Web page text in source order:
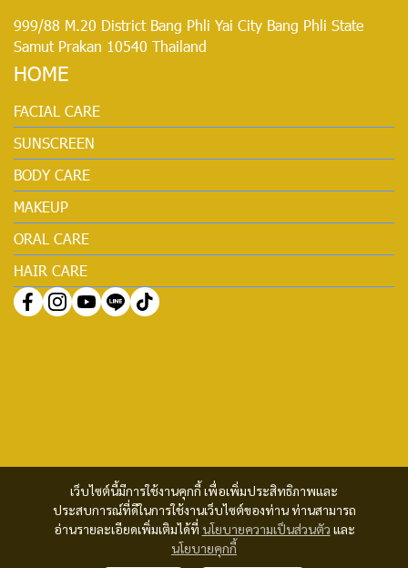
เว็บไซต์นี้มีการใช้งานคุกกี้ เพื่อเพิ่มประสิทธิภาพและ
ประสบการณ์ที่ดีในการใช้งานเว็บไซต์ของท่าน ท่านสามารถ
อ่านรายละเอียดเพิ่มเติมได้ที่ นโยบายความเป็นส่วนตัว และ
นโยบายคุกกี้
999/88 M.20 District Bang Phli Yai City Bang Phli State
Samut Prakan 10540 Thailand
HOME
FACIAL CARE
SUNSCREEN
BODY CARE
MAKEUP
ORAL CARE
HAIR CARE